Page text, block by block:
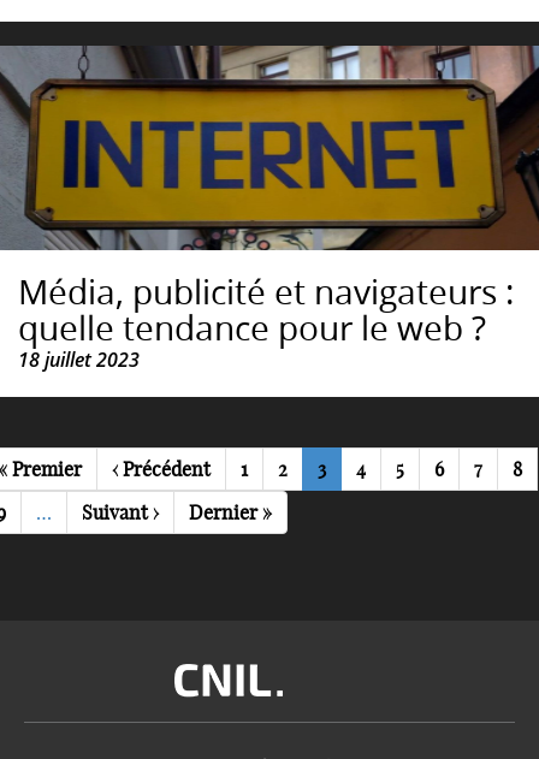
Média, publicité et navigateurs :
quelle tendance pour le web ?
18 juillet 2023
Premier
Page
précédente
‹ Précédent Page
1 Page
2
Page
courante
3 Page
4 Page
5 Page
6 Page
7
8
…
Page
suivante
Suivant ›
Dernière
page
Dernier »
Image